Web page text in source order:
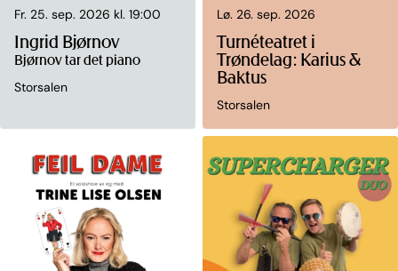
Fr. 25. sep. 2026 kl. 19:00
Ingrid Bjørnov
Bjørnov tar det piano
Storsalen
Lø. 26. sep. 2026
Turnéteatret i
Trøndelag: Karius &
Baktus
Storsalen